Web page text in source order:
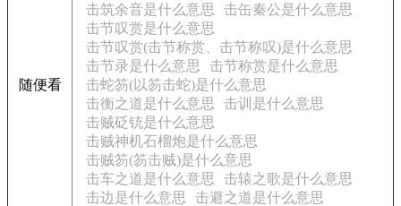
随便看
击筑余音是什么意思
击缶秦公是什么意思
击节叹赏是什么意思
击节叹赏(击节称赏、击节称叹)是什么意思
击节录是什么意思
击节称赏是什么意思
击蛇笏(以笏击蛇)是什么意思
击衡之道是什么意思
击训是什么意思
击贼砭铳是什么意思
击贼神机石榴炮是什么意思
击贼笏(笏击贼)是什么意思
击车之道是什么意思
击辕之歌是什么意思
击边是什么意思
击避之道是什么意思